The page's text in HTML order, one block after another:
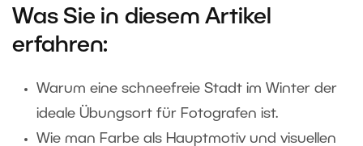
Was Sie in diesem Artikel
erfahren:
Warum eine schneefreie Stadt im Winter der
ideale Übungsort für Fotografen ist.
Wie man Farbe als Hauptmotiv und visuellen